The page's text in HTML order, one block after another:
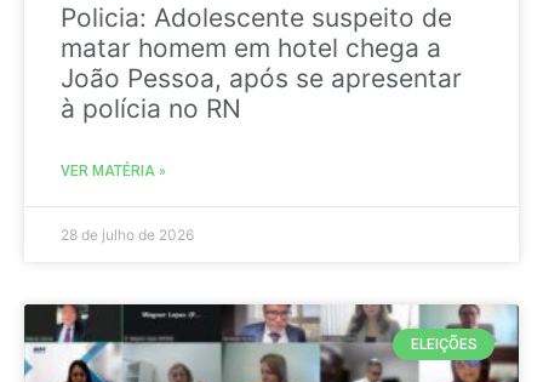
Policia: Adolescente suspeito de
matar homem em hotel chega a
João Pessoa, após se apresentar
à polícia no RN
VER MATÉRIA »
28 de julho de 2026
ELEIÇÕES